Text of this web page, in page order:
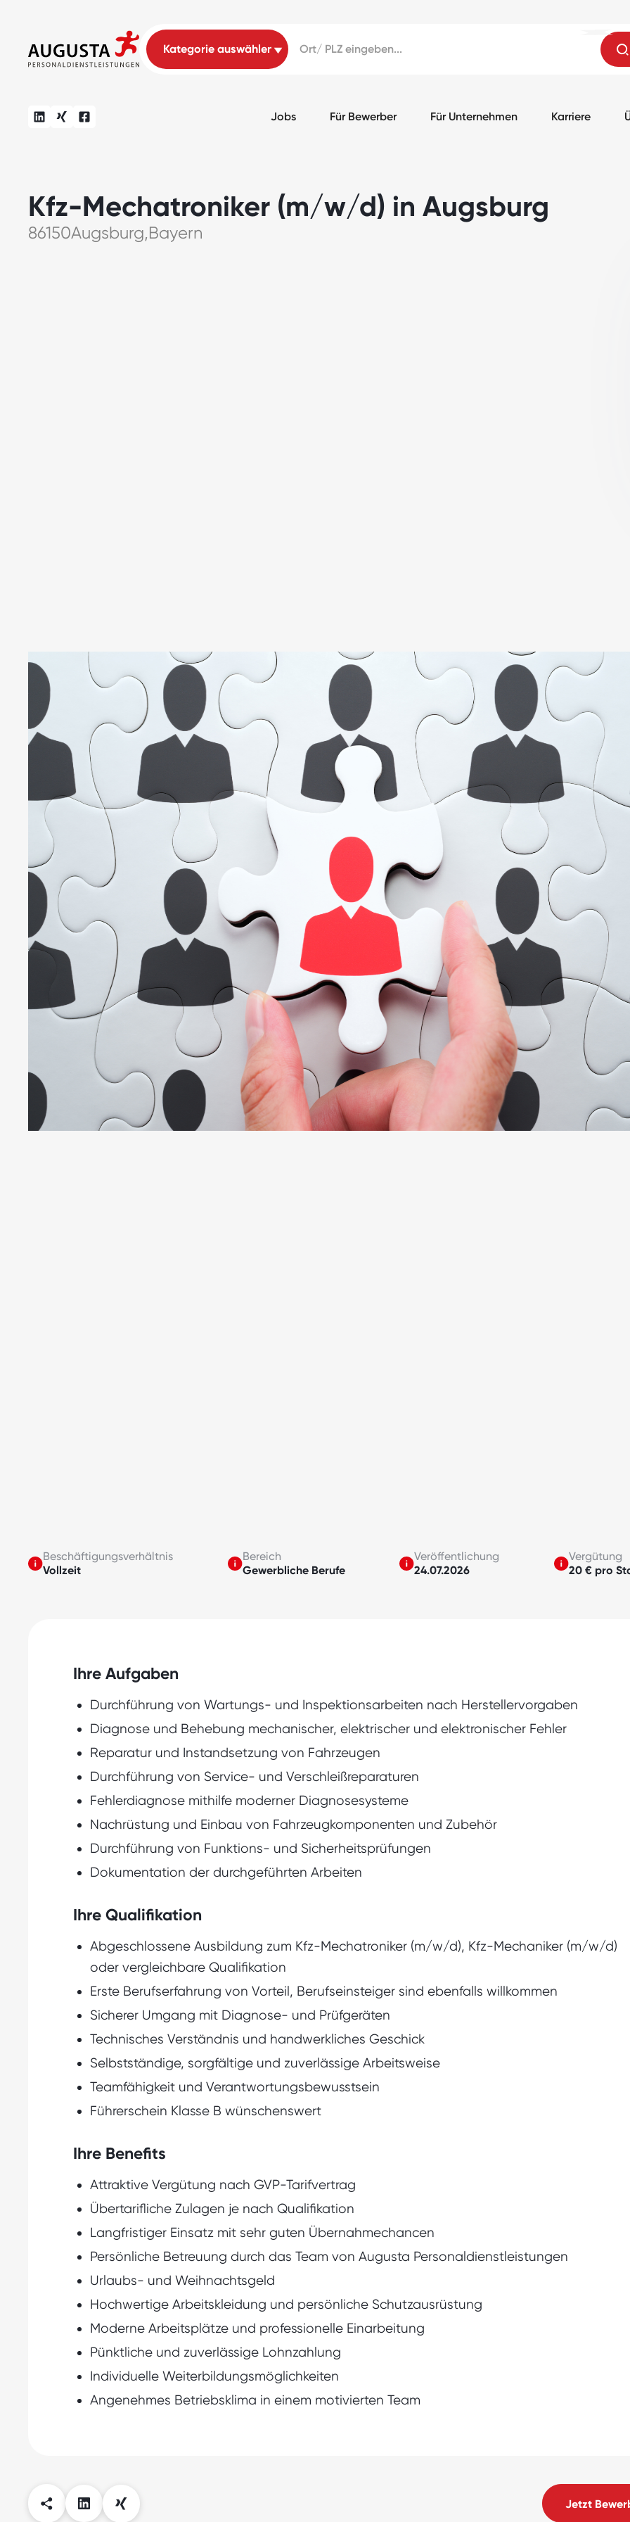
Jobs Für Bewerber Für Unternehmen Karriere
Kfz-Mechatroniker (m/w/d) in Augsburg
86150Augsburg,Bayern
Beschäftigungsverhältnis
Vollzeit
Bereich
Gewerbliche Berufe
Veröffentlichung
24.07.2026
Vergütung
20 € pro
Ihre Aufgaben
Durchführung von Wartungs- und Inspektionsarbeiten nach Herstellervorgaben
Diagnose und Behebung mechanischer, elektrischer und elektronischer Fehler
Reparatur und Instandsetzung von Fahrzeugen
Durchführung von Service- und Verschleißreparaturen
Fehlerdiagnose mithilfe moderner Diagnosesysteme
Nachrüstung und Einbau von Fahrzeugkomponenten und Zubehör
Durchführung von Funktions- und Sicherheitsprüfungen
Dokumentation der durchgeführten Arbeiten
Ihre Qualifikation
Abgeschlossene Ausbildung zum Kfz-Mechatroniker (m/w/d), Kfz-Mechaniker (m/w/d)
oder vergleichbare Qualifikation
Erste Berufserfahrung von Vorteil, Berufseinsteiger sind ebenfalls willkommen
Sicherer Umgang mit Diagnose- und Prüfgeräten
Technisches Verständnis und handwerkliches Geschick
Selbstständige, sorgfältige und zuverlässige Arbeitsweise
Teamfähigkeit und Verantwortungsbewusstsein
Führerschein Klasse B wünschenswert
Ihre Benefits
Attraktive Vergütung nach GVP-Tarifvertrag
Übertarifliche Zulagen je nach Qualifikation
Langfristiger Einsatz mit sehr guten Übernahmechancen
Persönliche Betreuung durch das Team von Augusta Personaldienstleistungen
Urlaubs- und Weihnachtsgeld
Hochwertige Arbeitskleidung und persönliche Schutzausrüstung
Moderne Arbeitsplätze und professionelle Einarbeitung
Pünktliche und zuverlässige Lohnzahlung
Individuelle Weiterbildungsmöglichkeiten
Angenehmes Betriebsklima in einem motivierten Team
Jetzt